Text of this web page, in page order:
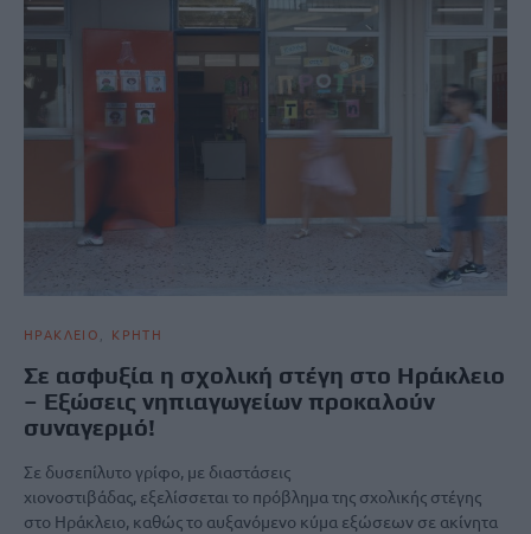
ΗΡΑΚΛΕΙΟ ΚΡΗΤΗ
Σε ασφυξία η σχολική στέγη στο Ηράκλειο
– Εξώσεις νηπιαγωγείων προκαλούν
συναγερμό!
Σε δυσεπίλυτο γρίφο, με διαστάσεις
χιονοστιβάδας, εξελίσσεται το πρόβλημα της σχολικής στέγης
στο Ηράκλειο, καθώς το αυξανόμενο κύμα εξώσεων σε ακίνητα